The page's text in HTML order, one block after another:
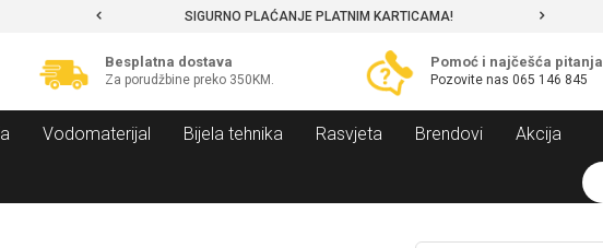
SIGURNO PLAĆANJE PLATNIM KARTICAMA!
Besplatna dostava
Za porudžbine preko 350KM.
Pomoć i najčešća pitanja
Pozovite nas 065 146 845
Vodomaterijal Bijela tehnika Rasvjeta Brendovi Akcija